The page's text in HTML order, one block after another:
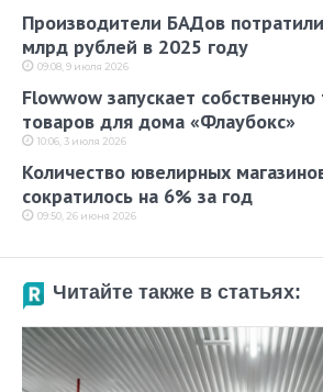
Производители БАДов
млрд рублей в 2025 году
09:08, 9 июля 2026
Flowwow запускает
товаров для дома «Флаубокс»
10:06, 3 июля 2026
Количество ювелирных
сократилось на 6% за год
09:50, 26 июня 2026
Читайте также в статьях: